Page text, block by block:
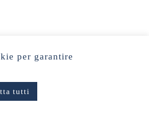
per garantire
tutti